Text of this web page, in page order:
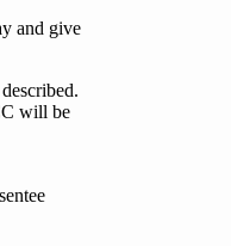
and give
will be